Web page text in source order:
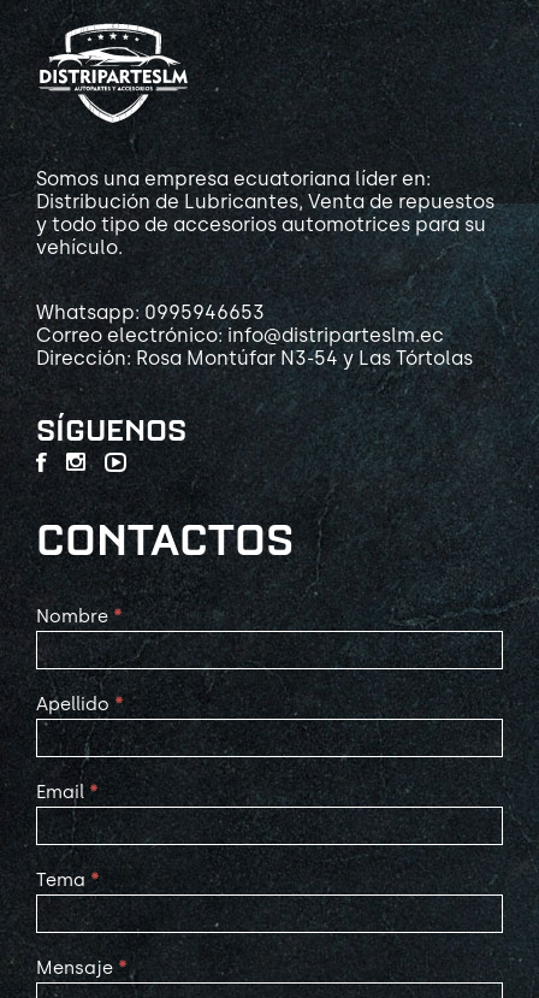
Somos una empresa ecuatoriana líder en:
Distribución de Lubricantes, Venta de repuestos
y todo tipo de accesorios automotrices para su
vehículo.
Whatsapp: 0995946653
Correo electrónico: info@distriparteslm.ec
Dirección: Rosa Montúfar N3-54 y Las Tórtolas
SÍGUENOS
CONTACTOS
Contact
Us
Nombre *
Apellido *
Email *
Tema *
Mensaje *